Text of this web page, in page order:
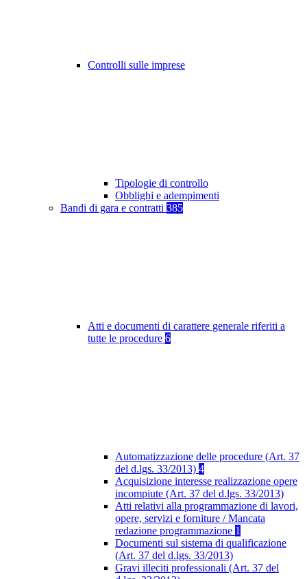
Controlli sulle imprese
Tipologie di controllo
Obblighi e adempimenti
Bandi di gara e contratti 385
Atti e documenti di carattere generale riferiti a
tutte le procedure 6
Automatizzazione delle procedure (Art. 37
del d.lgs. 33/2013) 4
Acquisizione interesse realizzazione opere
incompiute (Art. 37 del d.lgs. 33/2013)
Atti relativi alla programmazione di lavori,
opere, servizi e forniture / Mancata
redazione programmazione 1
Documenti sul sistema di qualificazione
(Art. 37 del d.lgs. 33/2013)
Gravi illeciti professionali (Art. 37 del